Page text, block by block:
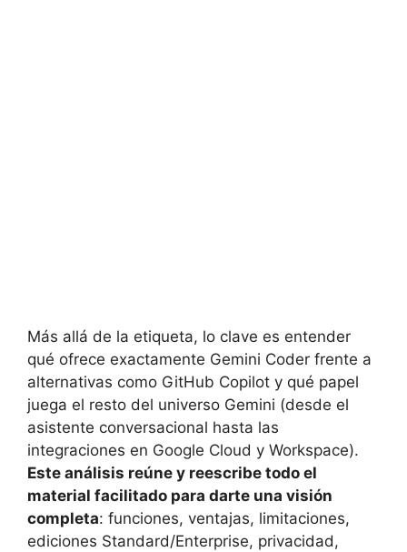
Más allá de la etiqueta, lo clave es entender
qué ofrece exactamente Gemini Coder frente a
alternativas como GitHub Copilot y qué papel
juega el resto del universo Gemini (desde el
asistente conversacional hasta las
integraciones en Google Cloud y Workspace).
Este análisis reúne y reescribe todo el
material facilitado para darte una visión
completa: funciones, ventajas, limitaciones,
ediciones Standard/Enterprise, privacidad,